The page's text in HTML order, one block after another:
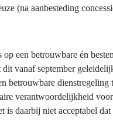
(na aanbesteding
een betrouwbare én
vanaf september
betrouwbare
verantwoordelijkheid
daarbij niet acceptabel